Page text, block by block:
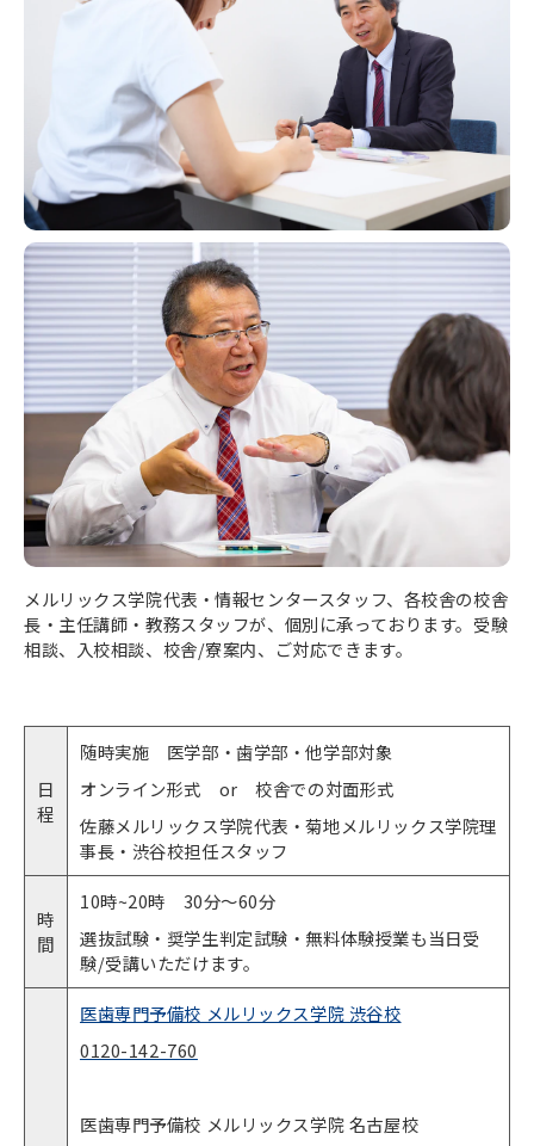
メルリックス学院代表・情報センタースタッフ、各校舎の校舎
長・主任講師・教務スタッフが、個別に承っております。受験
相談、入校相談、校舎/寮案内、ご対応できます。
日
程
随時実施 医学部・歯学部・他学部対象
オンライン形式 or 校舎での対面形式
佐藤メルリックス学院代表・菊地メルリックス学院理
事長・渋谷校担任スタッフ
時
間
10時~20時 30分〜60分
選抜試験・奨学生判定試験・無料体験授業も当日受
験/受講いただけます。
医歯専門予備校 メルリックス学院 渋谷校
0120-142-760
医歯専門予備校 メルリックス学院 名古屋校